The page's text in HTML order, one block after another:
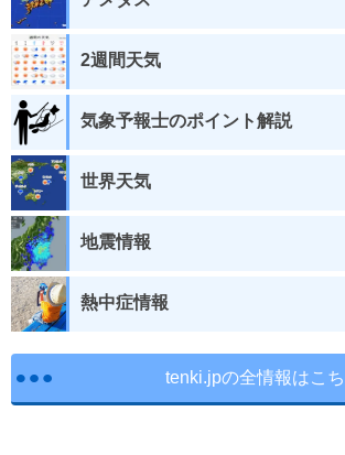
2週間天気
気象予報士のポイント解説
世界天気
地震情報
熱中症情報
tenki.jpの全情報はこ